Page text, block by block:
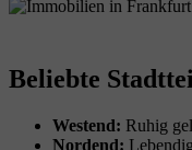
Beliebte
Westend: Ruhig
Nordend: